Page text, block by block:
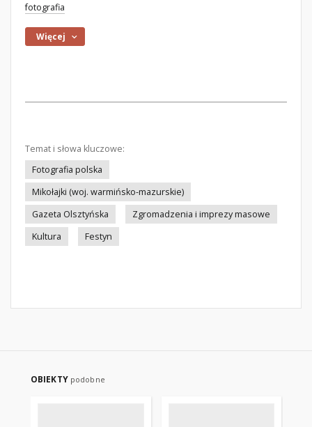
fotografia
Więcej
Temat i słowa kluczowe:
Fotografia polska
Mikołajki (woj. warmińsko-mazurskie)
Gazeta Olsztyńska
Zgromadzenia i imprezy masowe
Kultura
Festyn
OBIEKTY podobne